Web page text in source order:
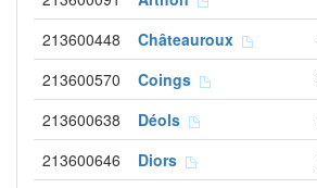
213600448 Châteauroux
213600570 Coings
213600638 Déols
213600646 Diors